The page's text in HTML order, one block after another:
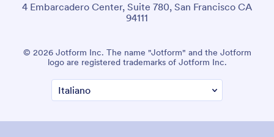
4 Embarcadero Center, Suite 780, San Francisco CA
94111
© 2026 Jotform Inc. The name "Jotform" and the Jotform
logo are registered trademarks of Jotform Inc.